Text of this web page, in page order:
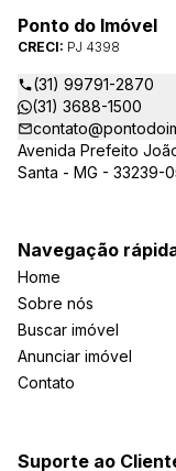
Ponto do Imóvel
CRECI: PJ 4398
(31) 99791-2870
(31) 3688-1500
Avenida Prefeito
Santa - MG - 33239-
Navegação
Home
Sobre nós
Buscar imóvel
Anunciar imóvel
Contato
Suporte ao